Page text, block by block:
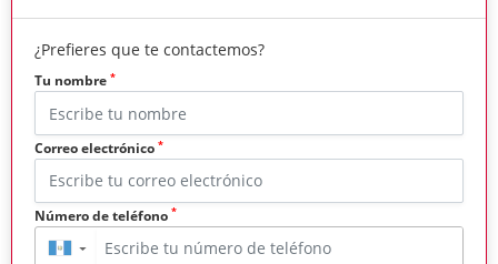
¿Prefieres que te contactemos?
Tu nombre *
Correo electrónico *
Número de teléfono *
▼